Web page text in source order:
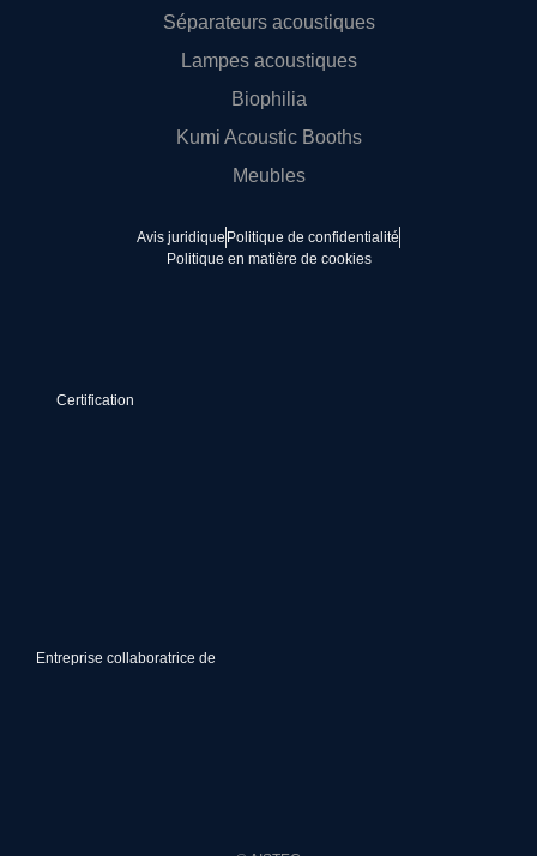
Séparateurs acoustiques
Lampes acoustiques
Biophilia
Kumi Acoustic Booths
Meubles
Entreprise collaboratrice de
Avis juridique Politique de confidentialité
Politique en matière de cookies
Certification